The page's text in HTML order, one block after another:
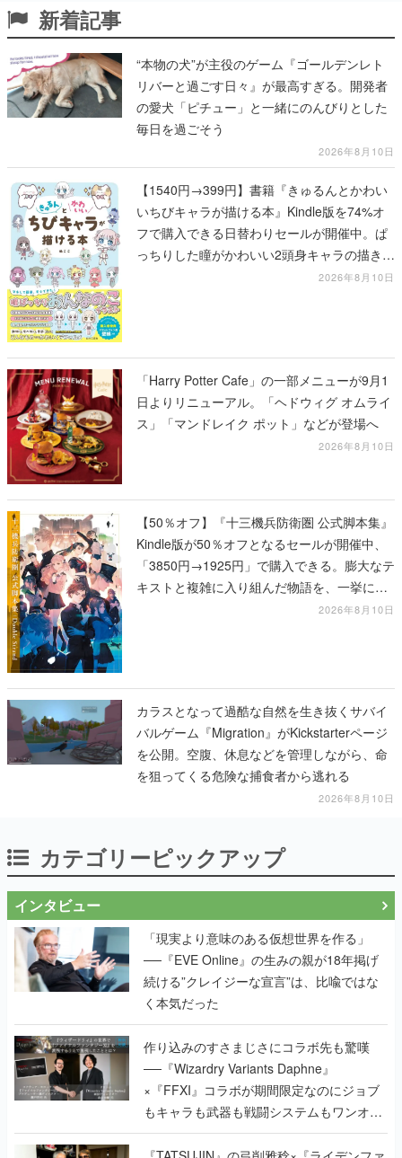
新着記事
“本物の犬”が主役のゲーム『ゴールデンレト
リバーと過ごす日々』が最高すぎる。開発者
の愛犬「ピチュー」と一緒にのんびりとした
毎日を過ごそう
2026年8月10日
【1540円→399円】書籍『きゅるんとかわい
いちびキャラが描ける本』Kindle版を74%オ
フで購入できる日替わりセールが開催中。ぱ
っちりした瞳がかわいい2頭身キャラの描き方
2026年8月10日
「Harry Potter Cafe」の一部メニューが9月1
日よりリニューアル。「ヘドウィグ オムライ
ス」「マンドレイク ポット」などが登場へ
2026年8月10日
【50％オフ】『十三機兵防衛圏 公式脚本集』
Kindle版が50％オフとなるセールが開催中、
「3850円→1925円」で購入できる。膨大なテ
キストと複雑に入り組んだ物語を、一挙に再
2026年8月10日
カラスとなって過酷な自然を生き抜くサバイ
バルゲーム『Migration』がKickstarterページ
を公開。空腹、休息などを管理しながら、命
を狙ってくる危険な捕食者から逃れる
2026年8月10日
カテゴリーピックアップ
インタビュー
「現実より意味のある仮想世界を作る」
──『EVE Online』の生みの親が18年掲げ
続ける”クレイジーな宣言”は、比喩ではな
く本気だった
作り込みのすさまじさにコラボ先も驚嘆
──『Wizardry Variants Daphne』
×『FFXI』コラボが期間限定なのにジョブ
もキャラも武器も戦闘システムもワンオフ
で作り込まれた理由を両ディレクターに聞